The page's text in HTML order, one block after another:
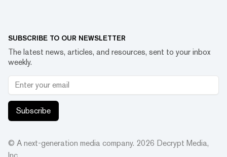
SUBSCRIBE TO OUR NEWSLETTER
The latest news, articles, and resources, sent to your inbox
weekly.
Subscribe
© A next-generation media company. 2026 Decrypt Media,